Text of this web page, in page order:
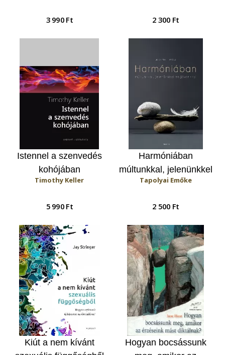
3 990 Ft 2 300 Ft
Istennel a szenvedés
kohójában
Timothy Keller
5 990 Ft
Harmóniában
múltunkkal, jelenünkkel
és jövőnkkel
Tapolyai Emőke
2 500 Ft
Kiút a nem kívánt
Hogyan ​bocsássunk